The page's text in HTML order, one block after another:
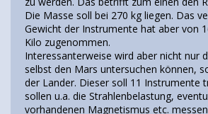
Die Masse soll bei 270 kg liegen. Das
Gewicht der Instrumente hat aber von
Kilo zugenommen.
Interessanterweise wird aber nicht nur
selbst den Mars untersuchen können,
der Lander. Dieser soll 11 Instrumente
sollen u.a. die Strahlenbelastung,
vorhandenen Magnetismus etc.